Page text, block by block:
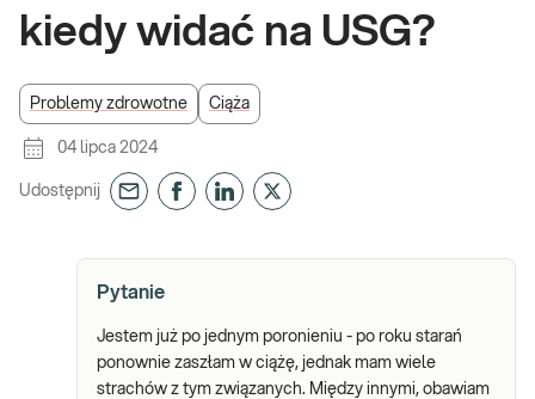
kiedy widać na USG?
Problemy zdrowotne Ciąża
04 lipca 2024
Udostępnij
Pytanie
Jestem już po jednym poronieniu - po roku starań
ponownie zaszłam w ciążę, jednak mam wiele
strachów z tym związanych. Między innymi, obawiam